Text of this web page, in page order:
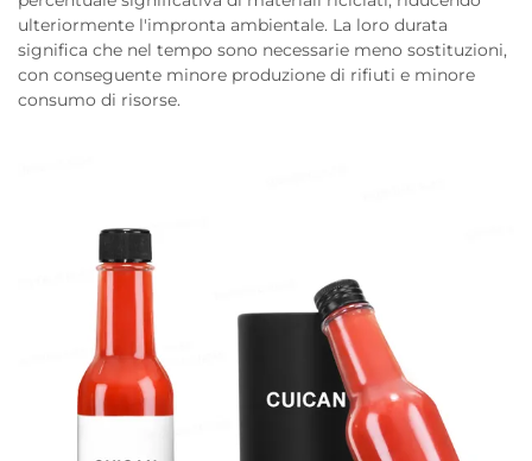
ulteriormente l'impronta ambientale. La loro durata
significa che nel tempo sono necessarie meno sostituzioni,
con conseguente minore produzione di rifiuti e minore
consumo di risorse.